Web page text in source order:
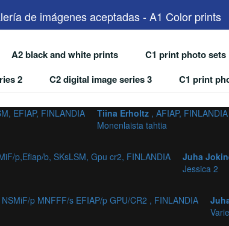
de imágenes aceptadas - A1 Color prints
A2 black and white prints C1 print photo sets
2
C2 digital image series 3 C1 print
EFIAP, FINLANDIA
Tiina Erholtz , AFIAP, FINLANDIA
Monenlaista tahtia
p,Efiap/b, SKsLSM, Gpu cr2, FINLANDIA
Juha
Jessica 2
NSMiF/p MNFFF/s EFIAP/p GPU/CR2 , FINLANDIA